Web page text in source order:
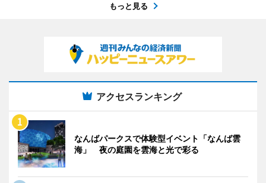
もっと見る
アクセスランキング
なんばパークスで体験型イベント「なんば雲
海」 夜の庭園を雲海と光で彩る